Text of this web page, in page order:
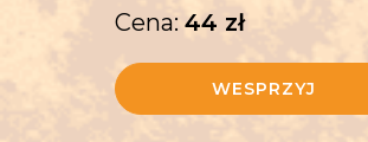
Cena: 44 zł
WESPRZYJ